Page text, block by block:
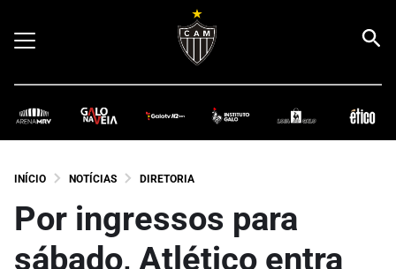
INÍCIO NOTÍCIAS DIRETORIA
Por ingressos para
sábado, Atlético entra